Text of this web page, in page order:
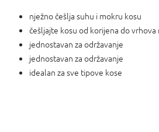
nježno češlja suhu i mokru kosu
češljajte kosu od korijena do
jednostavan za održavanje
jednostavan za održavanje
idealan za sve tipove kose